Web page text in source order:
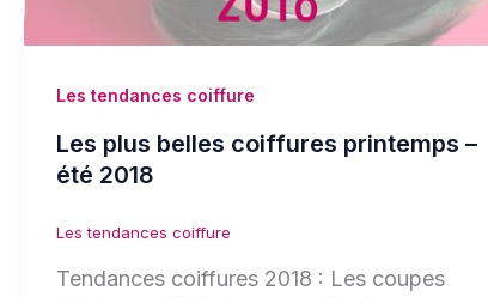
Les tendances coiffure
Les plus belles coiffures printemps –
été 2018
Les tendances coiffure
Tendances coiffures 2018 : Les coupes